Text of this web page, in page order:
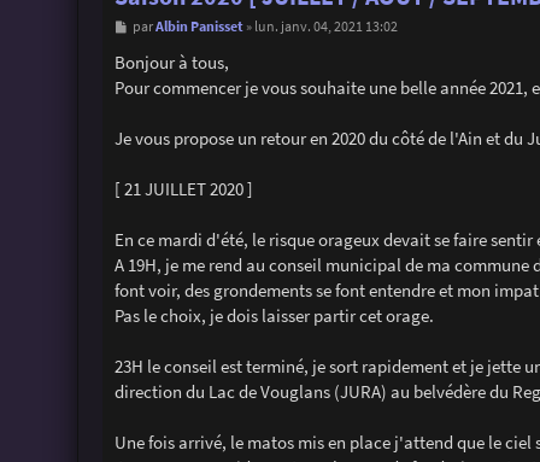
M
s
s
a
parAlbin Panisset» lun. janv. 04, 2021 13:02
Bonjour à tous,
Pour commencer je vous souhaite une belle année
Je vous propose un retour en 2020 du côté de l'Ain et du
[ 21 JUILLET 2020 ]
En ce mardi d'été, le risque orageux devait se faire sentir
A 19H, je me rend au conseil municipal de ma
font voir, des grondements se font entendre et mon
Pas le choix, je dois laisser partir cet orage.
23H le conseil est terminé, je sort rapidement et je jette
direction du Lac de Vouglans (JURA) au belvédère du
Une fois arrivé, le matos mis en place j'attend que le ciel